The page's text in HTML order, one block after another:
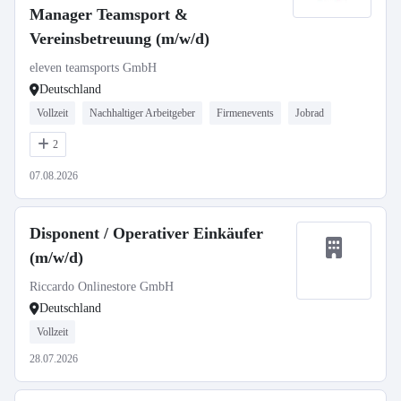
Manager Teamsport &
Vereinsbetreuung (m/w/d)
eleven teamsports GmbH
Deutschland
Vollzeit Nachhaltiger Arbeitgeber Firmenevents Jobrad
2
07.08.2026
Disponent / Operativer Einkäufer
(m/w/d)
Riccardo Onlinestore GmbH
Deutschland
Vollzeit
28.07.2026